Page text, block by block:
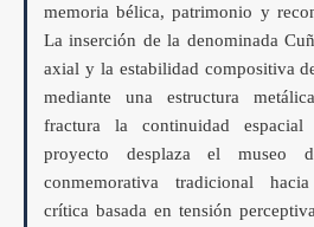
memoria bélica, patrimonio y
La inserción de la denominada
axial y la estabilidad compositiva
mediante una estructura
fractura la continuidad
proyecto desplaza el museo
conmemorativa tradicional
crítica basada en tensión